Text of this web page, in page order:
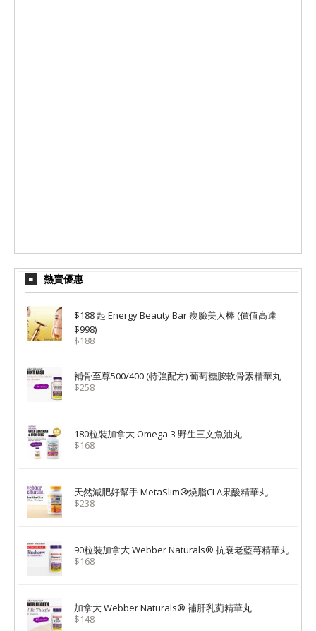
熱賣優惠
$188 起 Energy Beauty Bar 瘦臉美人棒 (價值高達
$998)
$188
補骨至尊500/400 (特強配方) 葡萄糖胺軟骨素精華丸
$258
180粒裝加拿大 Omega-3 野生三文魚油丸
$168
天然減肥好幫手 MetaSlim®燒脂CLA果酸精華丸
$238
90粒裝加拿大 Webber Naturals® 抗衰老藍莓精華丸
$168
加拿大 Webber Naturals® 補肝乳薊精華丸
$148